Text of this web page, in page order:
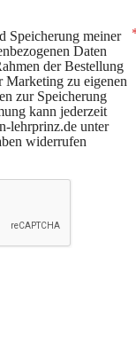
Speicherung meiner
Daten
der Bestellung
Marketing zu eigenen
zur Speicherung
kann jederzeit
lehrprinz.de unter
widerrufen